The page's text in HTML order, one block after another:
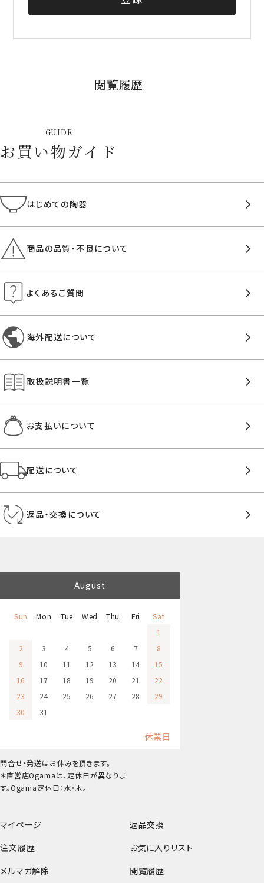
閲覧履歴
GUIDE
お買い物ガイド
はじめての陶器
商品の品質・不良について
よくあるご質問
海外配送について
取扱説明書一覧
お支払いについて
配送について
返品・交換について
マイページ
返品交換
注文履歴
お気に入りリスト
メルマガ解除
閲覧履歴
August
Sun Mon Tue Wed Thu Fri
Sat
1
2
3 4 5 6 7
8
9
10 11 12 13 14
15
16
17 18 19 20 21
22
23
24 25 26 27 28
29
30
31
休業日
問合せ・発送はお休みを頂きます。
＊直営店Ogamaは、定休日が異なりま
す。Ogama定休日：水・木。